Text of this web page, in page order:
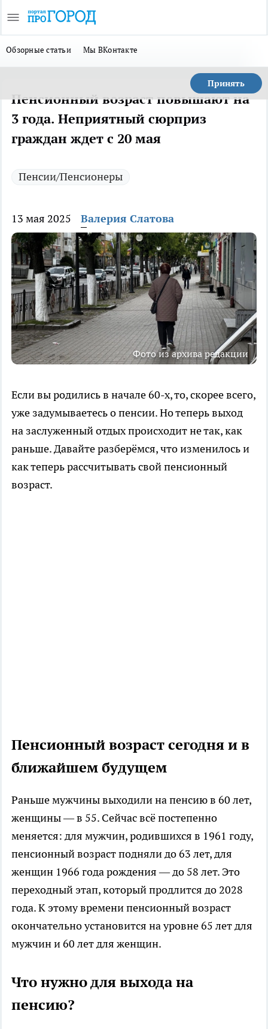
Обзорные статьи Мы ВКонтакте
Принять
Пенсионный возраст повышают на
3 года. Неприятный сюрприз
граждан ждет с 20 мая
Пенсии/Пенсионеры
13 мая 2025 Валерия Слатова
Фото из архива редакции
Если вы родились в начале 60-х, то, скорее всего,
уже задумываетесь о пенсии. Но теперь выход
на заслуженный отдых происходит не так, как
раньше. Давайте разберёмся, что изменилось и
как теперь рассчитывать свой пенсионный
возраст.
Пенсионный возраст сегодня и в
ближайшем будущем
Раньше мужчины выходили на пенсию в 60 лет,
женщины — в 55. Сейчас всё постепенно
меняется: для мужчин, родившихся в 1961 году,
пенсионный возраст подняли до 63 лет, для
женщин 1966 года рождения — до 58 лет. Это
переходный этап, который продлится до 2028
года. К этому времени пенсионный возраст
окончательно установится на уровне 65 лет для
мужчин и 60 лет для женщин.
Что нужно для выхода на
пенсию?